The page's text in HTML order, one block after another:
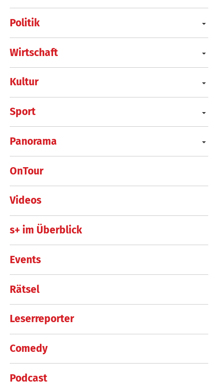
Politik
Wirtschaft
Kultur
Sport
Panorama
OnTour
Videos
s+ im Überblick
Events
Rätsel
Leserreporter
Comedy
Podcast